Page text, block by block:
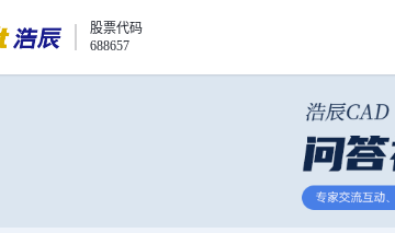
股票代码
688657